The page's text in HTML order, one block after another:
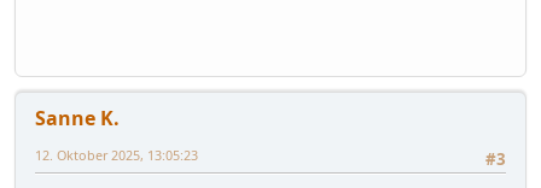
Sanne K.
#3
12. Oktober 2025, 13:05:23